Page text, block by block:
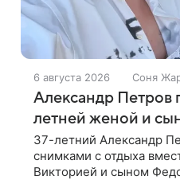
6 августа 2026 Соня
Александр Петров
летней женой и
37-летний Александр
снимками с отдыха
Викторией и сыном